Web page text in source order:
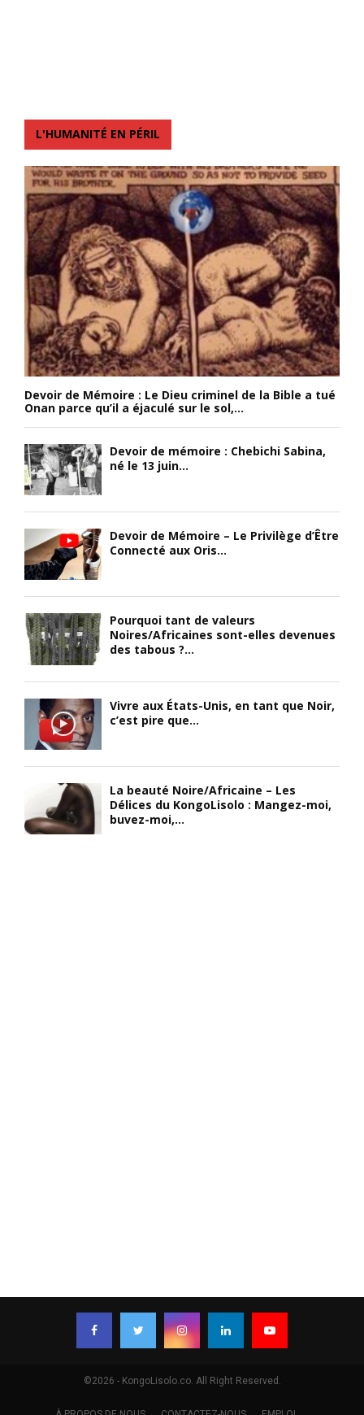
L'HUMANITÉ EN PÉRIL
Devoir de Mémoire : Le Dieu criminel de la Bible a tué
Onan parce qu’il a éjaculé sur le sol,...
Devoir de mémoire : Chebichi Sabina,
né le 13 juin...
Devoir de Mémoire – Le Privilège d’Être
Connecté aux Oris...
Pourquoi tant de valeurs
Noires/Africaines sont-elles devenues
des tabous ?...
Vivre aux États-Unis, en tant que Noir,
c’est pire que...
La beauté Noire/Africaine – Les
Délices du KongoLisolo : Mangez-moi,
buvez-moi,...
©2026 - KongoLisolo.co. All Right Reserved.